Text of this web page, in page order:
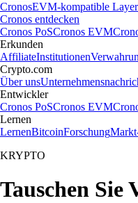
CronosEVM-kompatible Layer
Cronos entdecken
Cronos PoSCronos EVM
Erkunden
AffiliateInstitutionen
Crypto.com
Über uns
Entwickler
Cronos PoSCronos EVM
Lernen
LernenBitcoinForschung
KRYPTO
Tauschen Sie